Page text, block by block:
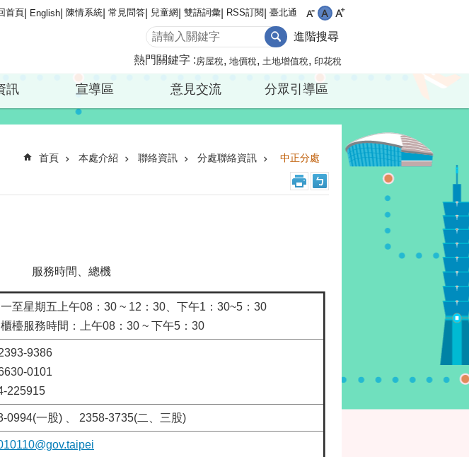
首頁 English 陳情系統 常見問答 兒童網 雙語詞彙 RSS訂閱 臺北通
進階搜尋
熱門關鍵字
房屋稅 地價稅 土地增值稅 印花稅
訊 宣導區 意見交流 分眾引導區
首頁 本處介紹 聯絡資訊 分處聯絡資訊 中正分處
服務時間、總機
至星期五上午08：30 ~ 12：30、下午1：30~5：30
檯服務時間：上午08：30 ~ 下午5：30
9386
0101
225915
0994(一股) 、 2358-3735(二、三股)